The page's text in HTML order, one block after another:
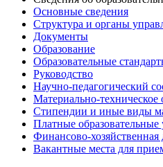
Основные сведения
Структура и органы
Документы
Образование
Образовательные
Руководство
Научно-педагогический
Материально-техническое
Стипендии и иные виды
Платные образовательные
Финансово-хозяйственная
Вакантные места для